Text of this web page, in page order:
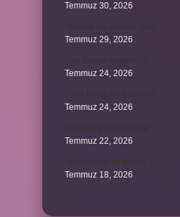
Temmuz 30, 2026
Temmuz 29, 2026
Temmuz 24, 2026
Temmuz 24, 2026
Temmuz 22, 2026
Temmuz 18, 2026